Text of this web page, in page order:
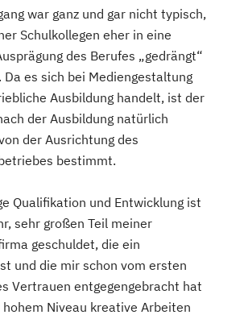
war ganz und gar nicht typisch,
Schulkollegen eher in eine
des Berufes „gedrängt“
Da es sich bei Mediengestaltung
Ausbildung handelt, ist der
der Ausbildung natürlich
der Ausrichtung des
bestimmt.
Qualifikation und Entwicklung ist
sehr großen Teil meiner
geschuldet, die ein
und die mir schon vom ersten
Vertrauen entgegengebracht hat
hohem Niveau kreative Arbeiten